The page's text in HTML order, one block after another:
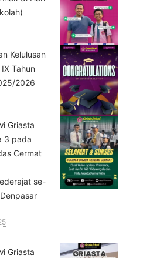
Kelulusan
Tahun
2026
Griasta
3 pada
Cermat
se-
Griasta